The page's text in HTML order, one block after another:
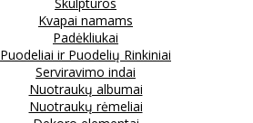
Kvapai namams
Padėkliukai
Puodeliai ir Puodelių Rinkiniai
Serviravimo indai
Nuotraukų albumai
Nuotraukų rėmeliai